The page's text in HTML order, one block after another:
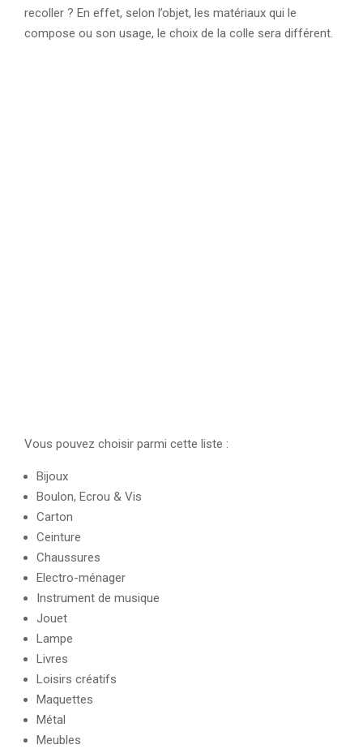
recoller ? En effet, selon l’objet, les matériaux qui le
compose ou son usage, le choix de la colle sera différent.
Vous pouvez choisir parmi cette liste :
Bijoux
Boulon, Ecrou & Vis
Carton
Ceinture
Chaussures
Electro-ménager
Instrument de musique
Jouet
Lampe
Livres
Loisirs créatifs
Maquettes
Métal
Meubles